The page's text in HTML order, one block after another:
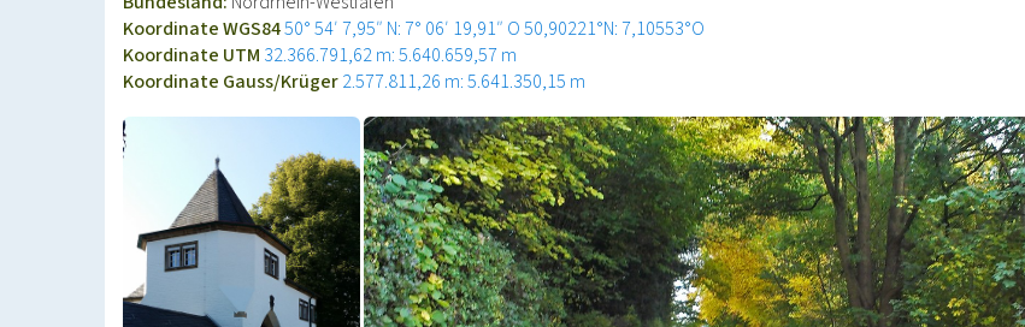
Koordinate WGS8450° 54′ 7,95″ N: 7° 06′ 19,91″ O50,90221°N: 7,10553°O
Koordinate UTM 32.366.791,62 m: 5.640.659,57 m
Koordinate Gauss/Krüger2.577.811,26 m: 5.641.350,15 m